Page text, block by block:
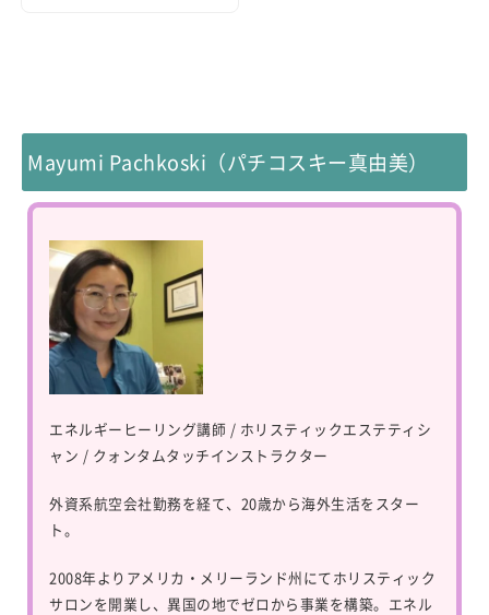
Mayumi Pachkoski（パチコスキー真由美）
エネルギーヒーリング講師 / ホリスティックエステティシ
ャン / クォンタムタッチインストラクター
外資系航空会社勤務を経て、20歳から海外生活をスター
ト。
2008年よりアメリカ・メリーランド州にてホリスティック
サロンを開業し、異国の地でゼロから事業を構築。エネル